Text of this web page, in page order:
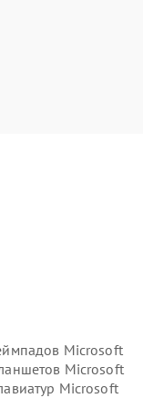
Microsoft
Microsoft
Microsoft